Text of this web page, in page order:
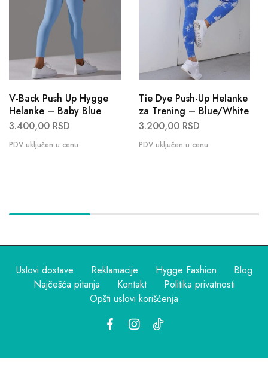
V-Back Push Up Hygge
Helanke – Baby Blue
3.400,00 RSD
Tie Dye Push-Up Helanke
za Trening – Blue/White
3.200,00 RSD
Uslovi dostave Reklamacije Hygge Fashion
Blog
Najčešća pitanja
Kontakt
Politika privatnosti
Opšti uslovi korišćenja